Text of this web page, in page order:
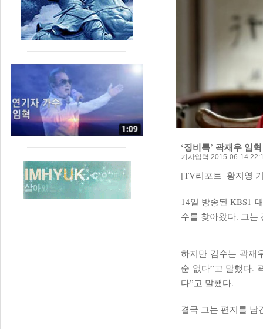
‘징비록’ 곽재우 임
기사입력 2015-06-14
[TV리포트=황지영
14일 방송된 KBS1
수를 찾아왔다. 그
하지만 김수는 곽재
순 없다”고 말했다.
다”고 말했다.
결국 그는 편지를